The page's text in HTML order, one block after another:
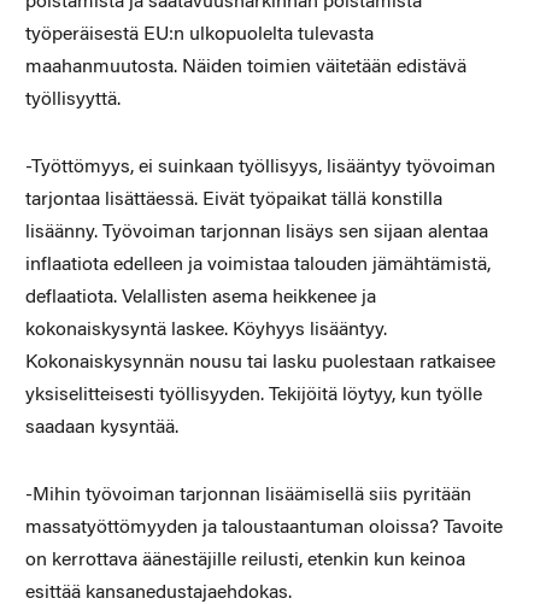
työperäisestä EU:n ulkopuolelta tulevasta
maahanmuutosta. Näiden toimien väitetään edistävä
työllisyyttä.
-Työttömyys, ei suinkaan työllisyys, lisääntyy työvoiman
tarjontaa lisättäessä. Eivät työpaikat tällä konstilla
lisäänny. Työvoiman tarjonnan lisäys sen sijaan alentaa
inflaatiota edelleen ja voimistaa talouden jämähtämistä,
deflaatiota. Velallisten asema heikkenee ja
kokonaiskysyntä laskee. Köyhyys lisääntyy.
Kokonaiskysynnän nousu tai lasku puolestaan ratkaisee
yksiselitteisesti työllisyyden. Tekijöitä löytyy, kun työlle
saadaan kysyntää.
-Mihin työvoiman tarjonnan lisäämisellä siis pyritään
massatyöttömyyden ja taloustaantuman oloissa? Tavoite
on kerrottava äänestäjille reilusti, etenkin kun keinoa
esittää kansanedustajaehdokas.